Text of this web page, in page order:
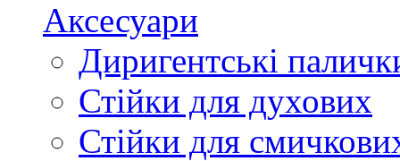
Аксесуари
Диригентські
Стійки для духових
Стійки для